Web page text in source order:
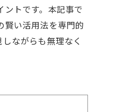
トです。本記事で
賢い活用法を専門的
ながらも無理なく